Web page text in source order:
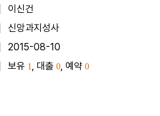
이신건
신앙과지성사
2015-08-10
보유 1 , 대출 0 , 예약 0